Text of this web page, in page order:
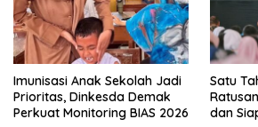
Imunisasi Anak Sekolah Jadi
Prioritas, Dinkesda Demak
Perkuat Monitoring BIAS 2026
Satu
dan